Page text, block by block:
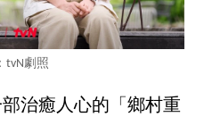
tvN劇照
部治癒人心的「鄉村重